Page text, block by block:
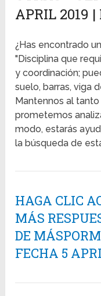
APRIL 2019
¿Has encontrado
"Disciplina que
y coordinación;
suelo, barras, viga
Mantennos al
prometemos
modo, estarás
la búsqueda de
HAGA CLIC
MÁS
DE
FECHA 5